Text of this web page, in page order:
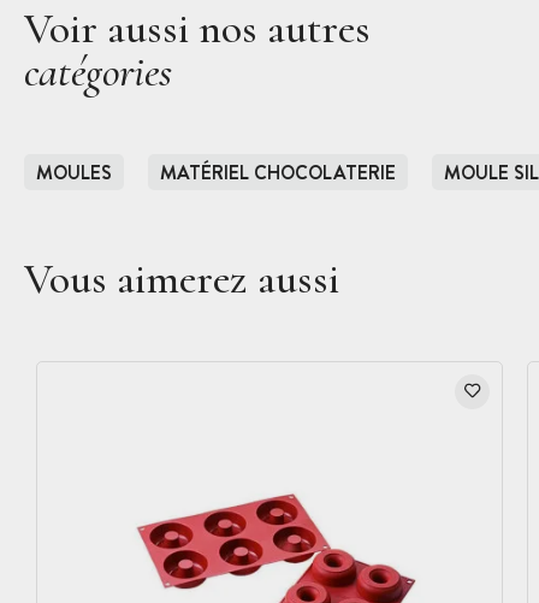
Voir aussi nos autres
catégories
MOULES MATÉRIEL CHOCOLATERIE MOULE
Vous aimerez aussi